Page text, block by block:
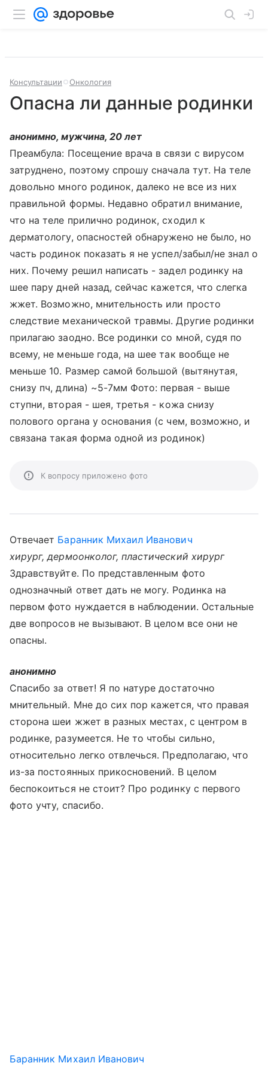
Консультации Онкология
Опасна ли данные родинки
анонимно, мужчина, 20 лет
Преамбула: Посещение врача в связи с вирусом
затруднено, поэтому спрошу сначала тут. На теле
довольно много родинок, далеко не все из них
правильной формы. Недавно обратил внимание,
что на теле прилично родинок, сходил к
дерматологу, опасностей обнаружено не было, но
часть родинок показать я не успел/забыл/не знал о
них. Почему решил написать - задел родинку на
шее пару дней назад, сейчас кажется, что слегка
жжет. Возможно, мнительность или просто
следствие механической травмы. Другие родинки
прилагаю заодно. Все родинки со мной, судя по
всему, не меньше года, на шее так вообще не
меньше 10. Размер самой большой (вытянутая,
снизу пч, длина) ~5-7мм Фото: первая - выше
ступни, вторая - шея, третья - кожа снизу
полового органа у основания (с чем, возможно, и
связана такая форма одной из родинок)
К вопросу приложено фото
Отвечает Баранник Михаил Иванович
хирург, дермоонколог, пластический хирург
Здравствуйте. По представленным фото
однозначный ответ дать не могу. Родинка на
первом фото нуждается в наблюдении. Остальные
две вопросов не вызывают. В целом все они не
опасны.
анонимно
Спасибо за ответ! Я по натуре достаточно
мнительный. Мне до сих пор кажется, что правая
сторона шеи жжет в разных местах, с центром в
родинке, разумеется. Не то чтобы сильно,
относительно легко отвлечься. Предполагаю, что
из-за постоянных прикосновений. В целом
беспокоиться не стоит? Про родинку с первого
фото учту, спасибо.
Баранник Михаил Иванович